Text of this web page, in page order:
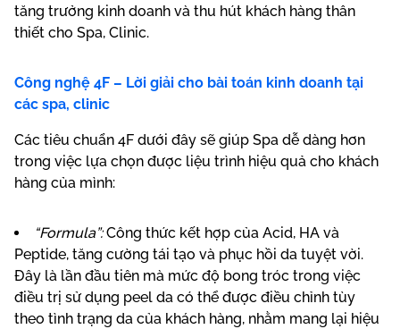
tăng trưởng kinh doanh và thu hút khách hàng thân
thiết cho Spa, Clinic.
Công nghệ 4F – Lời giải cho bài toán kinh doanh tại
các spa, clinic
Các tiêu chuẩn 4F dưới đây sẽ giúp Spa dễ dàng hơn
trong việc lựa chọn được liệu trình hiệu quả cho khách
hàng của mình:
“Formula”:Công thức kết hợp của Acid, HA và
Peptide, tăng cường tái tạo và phục hồi da tuyệt vời.
Đây là lần đầu tiên mà mức độ bong tróc trong việc
điều trị sử dụng peel da có thể được điều chỉnh tùy
theo tình trạng da của khách hàng, nhằm mang lại hiệu